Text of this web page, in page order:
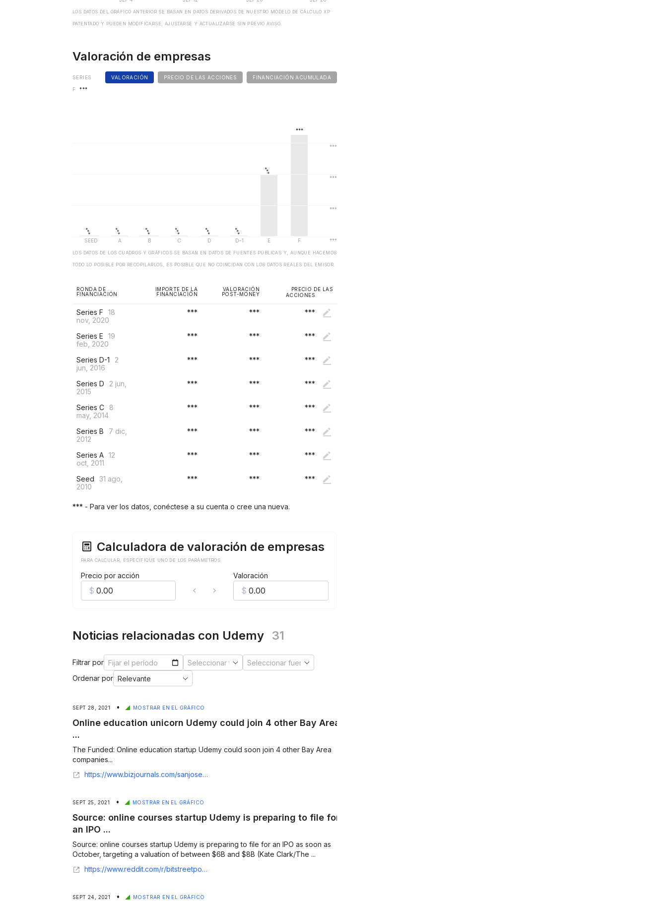
LOS DATOS DEL GRÁFICO ANTERIOR SE BASAN EN DATOS DERIVADOS DE NUESTRO MODELO DE CÁLCULO XP
PATENTADO Y PUEDEN MODIFICARSE, AJUSTARSE Y ACTUALIZARSE SIN PREVIO AVISO.
Valoración de empresas
VALORACIÓN PRECIO DE LAS ACCIONES FINANCIACIÓN ACUMULADA
SERIES
F
***
LOS DATOS DE LOS CUADROS Y GRÁFICOS SE BASAN EN DATOS DE FUENTES PÚBLICAS Y, AUNQUE HACEMOS
TODO LO POSIBLE POR RECOPILARLOS, ES POSIBLE QUE NO COINCIDAN CON LOS DATOS REALES DEL EMISOR.
RONDA DE
FINANCIACIÓN
IMPORTE DE LA
FINANCIACIÓN
VALORACIÓN
POST-MONEY
PRECIO DE LAS
ACCIONES
Series F
18
nov, 2020
*** *** ***
Series E
19
feb, 2020
*** *** ***
Series D-1
2
jun, 2016
*** *** ***
Series D
2 jun,
2015
*** *** ***
Series C
8
may, 2014
*** *** ***
Series B
7 dic,
2012
*** *** ***
Series A 12
oct, 2011
*** *** ***
Seed
31 ago,
2010
*** *** ***
*** - Para ver los datos, conéctese a su cuenta o cree una nueva.
Calculadora de valoración de empresas
PARA CALCULAR, ESPECIFIQUE UNO DE LOS PARÁMETROS
Precio por acción Valoración
Noticias relacionadas con Udemy 31
Filtrar por
Ordenar por
SEPT 28, 2021 • MOSTRAR EN EL GRÁFICO
Online education unicorn Udemy could join 4 other Bay Area
...
The Funded: Online education startup Udemy could soon join 4 other Bay Area
companies...
https://www.bizjournals.com/sanjose/news/2021/09/27/education-startup-udemy-could-join-ipo-queue.html
SEPT 25, 2021 • MOSTRAR EN EL GRÁFICO
Source: online courses startup Udemy is preparing to file for
an IPO ...
Source: online courses startup Udemy is preparing to file for an IPO as soon as
October, targeting a valuation of between $6B and $8B (Kate Clark/The ...
https://www.reddit.com/r/bitstreetpost/comments/pupliz/source_online_courses_startup_udemy_is_preparing/
SEPT 24, 2021 • MOSTRAR EN EL GRÁFICO